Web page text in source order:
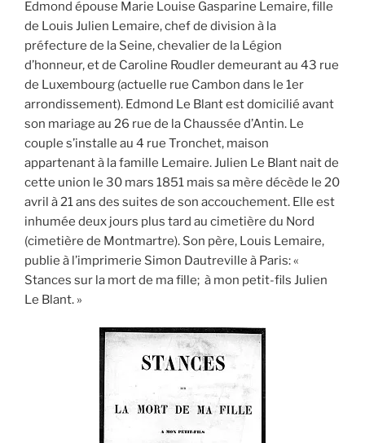
Edmond épouse Marie Louise Gasparine Lemaire, fille
de Louis Julien Lemaire, chef de division à la
préfecture de la Seine, chevalier de la Légion
d’honneur, et de Caroline Roudler demeurant au 43 rue
de Luxembourg (actuelle rue Cambon dans le 1er
arrondissement). Edmond Le Blant est domicilié avant
son mariage au 26 rue de la Chaussée d’Antin. Le
couple s’installe au 4 rue Tronchet, maison
appartenant à la famille Lemaire. Julien Le Blant nait de
cette union le 30 mars 1851 mais sa mère décède le 20
avril à 21 ans des suites de son accouchement. Elle est
inhumée deux jours plus tard au cimetière du Nord
(cimetière de Montmartre). Son père, Louis Lemaire,
publie à l’imprimerie Simon Dautreville à Paris: «
Stances sur la mort de ma fille; à mon petit-fils Julien
Le Blant. »